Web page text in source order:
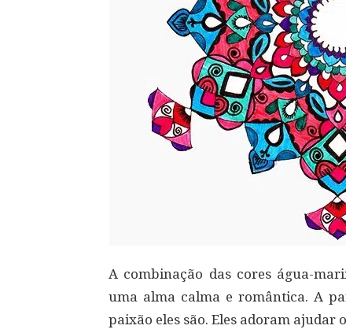
A combinação das cores água-
uma alma calma e romântica. A
paixão eles são. Eles adoram ajudar